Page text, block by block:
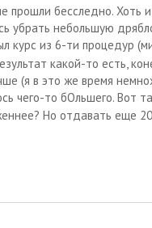
прошли бесследно. Хоть
убрать небольшую
курс из 6-ти процедур
какой-то есть,
(я в это же время
чего-то бОльшего. Вот
Но отдавать еще